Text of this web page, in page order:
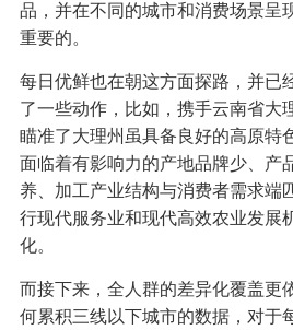
品，并在不同的城市和消费场景呈
重要的。
每日优鲜也在朝这方面探路，并已
了一些动作，比如，携手云南省大
瞄准了大理州虽具备良好的高原特
面临着有影响力的产地品牌少、产
养、加工产业结构与消费者需求端
行现代服务业和现代高效农业发展
化。
而接下来，全人群的差异化覆盖更
何累积三线以下城市的数据，对于